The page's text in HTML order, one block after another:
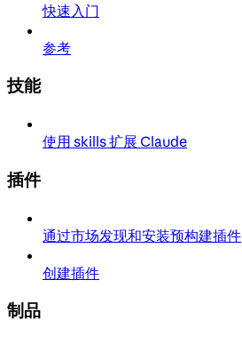
快速入门
参考
技能
使用 skills 扩展 Claude
插件
通过市场发现和安装预构建插件
创建插件
制品